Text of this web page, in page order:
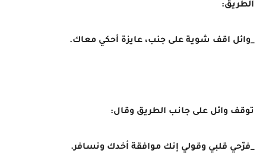
الطريق:
_وائل اقف شوية على جنب، عايزة أحكي معاك.
توقف وائل على جانب الطريق وقال:
_فرّحي قلبي وقولي إنك موافقة أخدك ونسافر.